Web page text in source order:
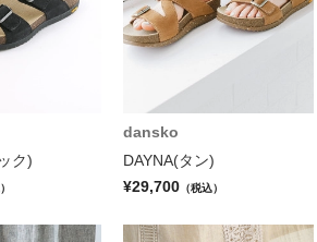
ク)
dansko
DAYNA(タン)
¥29,700 （税込）